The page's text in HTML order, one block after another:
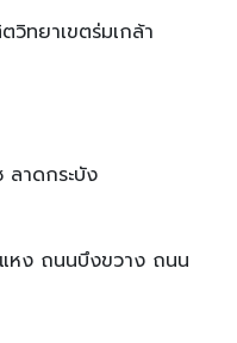
ทยาเขตร่มเกล้า
ลาดกระบัง
หง ถนนบึงขวาง ถนน